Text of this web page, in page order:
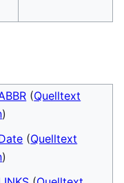
(Quelltext
)
(Quelltext
)